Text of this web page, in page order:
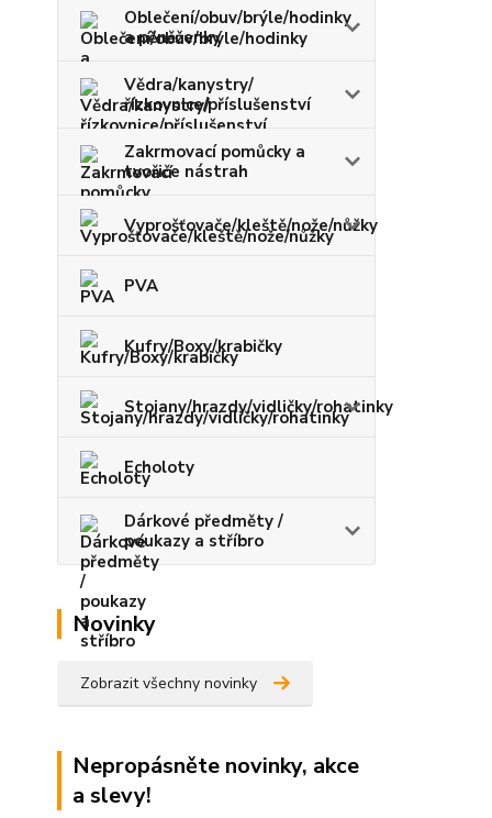
Oblečení/obuv/brýle/hodinky
a pěněženky
Vědra/kanystry/
řízkovnice/příslušenství
Zakrmovací pomůcky a
tvořiče nástrah
Vyprošťovače/kleště/nože/nůžky
PVA
Kufry/Boxy/krabičky
Stojany/hrazdy/vidličky/rohatinky
Echoloty
Dárkové předměty /
poukazy a stříbro
Novinky
Zobrazit všechny novinky
Nepropásněte novinky, akce
a slevy!